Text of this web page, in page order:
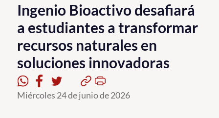
La Universidad
Investigación, Creación e Innovación
PUCV Internacional
Vinculación con el Medio
Admisión
Ingenio Bioactivo desafiará
a estudiantes a transformar
recursos naturales en
soluciones innovadoras
Miércoles 24 de junio de 2026